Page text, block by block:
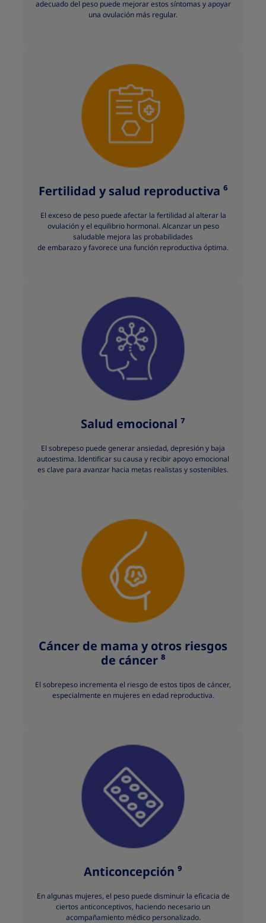
adecuado del peso puede mejorar estos síntomas y apoyar
una ovulación más regular.
Fertilidad y salud reproductiva ⁶
El exceso de peso puede afectar la fertilidad al alterar la
ovulación y el equilibrio hormonal. Alcanzar un peso
saludable mejora las probabilidades
de embarazo y favorece una función reproductiva óptima.
Salud emocional ⁷
El sobrepeso puede generar ansiedad, depresión y baja
autoestima. Identificar su causa y recibir apoyo emocional
es clave para avanzar hacia metas realistas y sostenibles.
Cáncer de mama y otros riesgos
de cáncer ⁸
El sobrepeso incrementa el riesgo de estos tipos de cáncer,
especialmente en mujeres en edad reproductiva.
Anticoncepción ⁹
En algunas mujeres, el peso puede disminuir la eficacia de
ciertos anticonceptivos, haciendo necesario un
acompañamiento médico personalizado.